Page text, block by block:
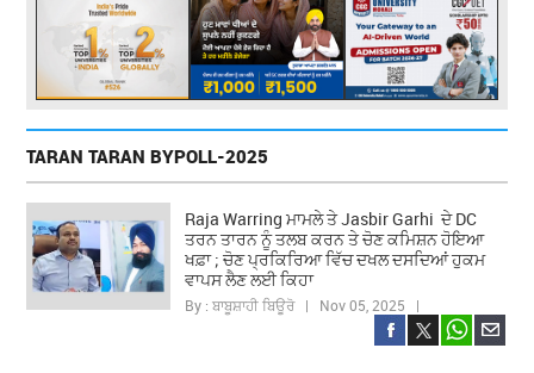
TARAN TARAN BYPOLL-2025
Raja Warring ਮਾਮਲੇ ਤੇ Jasbir Garhi ਦੇ DC
ਤਰਨ ਤਾਰਨ ਨੂੰ ਤਲਬ ਕਰਨ ਤੇ ਚੋਣ ਕਮਿਸ਼ਨ ਹੋਇਆ
ਖਫ਼ਾ ; ਚੋਣ ਪ੍ਰਕਿਰਿਆ ਵਿੱਚ ਦਖਲ ਦਸਦਿਆਂ ਹੁਕਮ
ਵਾਪਸ ਲੈਣ ਲਈ ਕਿਹਾ
By : ਬਾਬੂਸ਼ਾਹੀ ਬਿਊਰੋ | Nov 05, 2025 |